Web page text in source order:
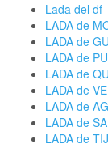
Lada del df
LADA de
LADA de
LADA de
LADA de
LADA de
LADA de
LADA de
LADA de